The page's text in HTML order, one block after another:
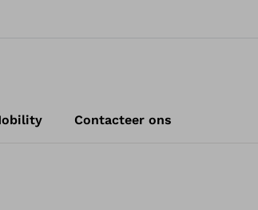
Contacteer ons